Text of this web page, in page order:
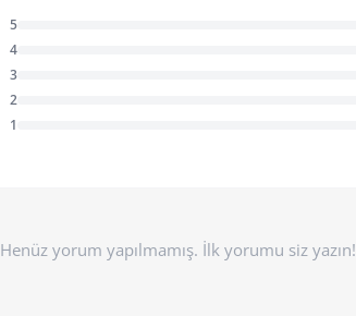
5
4
3
2
1
Henüz yorum yapılmamış. İlk yorumu siz yazın!